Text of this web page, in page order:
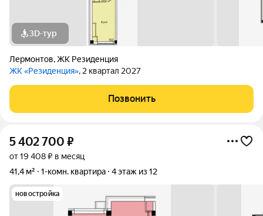
3D-тур
Лермонтов,ЖК Резиденция
ЖК «Резиденция», 2 квартал 2027
Позвонить
5 402 700 ₽
от 19 408 ₽ в месяц
41,4 м²
1-комн. квартира 4 этаж из 12
новостройка